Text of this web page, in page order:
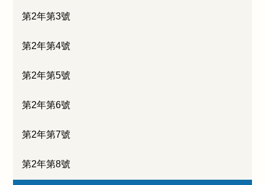
第2年第3號
第2年第4號
第2年第5號
第2年第6號
第2年第7號
第2年第8號